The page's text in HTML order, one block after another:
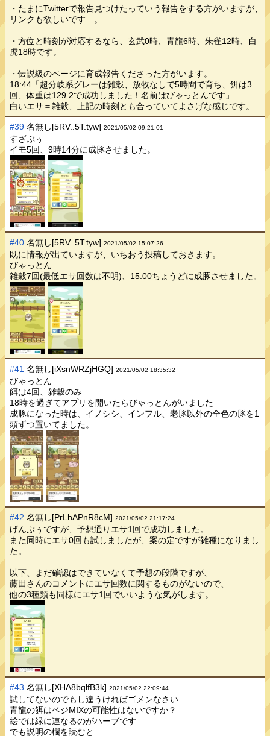
・たまにTwitterで報告見つけたっていう報告をする方がいますが、
リンクも欲しいです…。
・方位と時刻が対応するなら、玄武0時、青龍6時、朱雀12時、白
虎18時です。
・伝説級のページに育成報告くださった方がいます。
18:44「超分岐系グレーは雑穀、放牧なしで5時間で育ち、餌は3
回、体重は129.2で成功しました！名前はびゃっとんです」
白いエサ＝雑穀、上記の時刻とも合っていてよさげな感じです。
#39 名無し[5RV..5T.tyw]2021/05/02 09:21:01
すざぶぅ
イモ5回、9時14分に成豚させました。
#40 名無し[5RV..5T.tyw]2021/05/02 15:07:26
既に情報が出ていますが、いちおう投稿しておきます。
びゃっとん
雑穀7回(最低エサ回数は不明)、15:00ちょうどに成豚させました。
#41 名無し[iXsnWRZjHGQ]2021/05/02 18:35:32
びゃっとん
餌は4回、雑穀のみ
18時を過ぎてアプリを開いたらびゃっとんがいました
成豚になった時は、イノシシ、インフル、老豚以外の全色の豚を1
頭ずつ置いてました。
#42 名無し[PrLhAPnR8cM]2021/05/02 21:17:24
げんぶぅですが、予想通りエサ1回で成功しました。
また同時にエサ0回も試しましたが、案の定ですが雑種になりまし
た。
以下、まだ確認はできていなくて予想の段階ですが、
藤田さんのコメントにエサ回数に関するものがないので、
他の3種類も同様にエサ1回でいいような気がします。
#43 名無し[XHA8bqlfB3k]2021/05/02 22:09:44
試してないのでもし違うければゴメンなさい
青龍の餌はベジMIXの可能性はないですか？
絵では緑に連なるのがハーブです
でも説明の欄を読むと